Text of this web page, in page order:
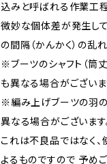
込みと呼ばれる作業工程
微妙な個体差が発生して
の間隔（かんかく）の乱
※ブーツのシャフト（筒
も異なる場合がございま
※編み上げブーツの羽の
異なる場合がございます
これは不良品ではなく
よるものですので 予め